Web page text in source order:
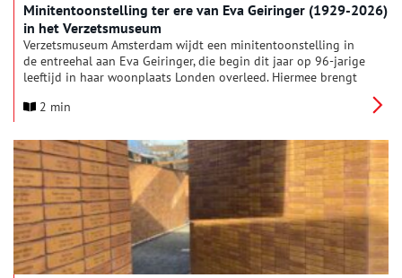
Minitentoonstelling ter ere van Eva Geiringer (1929-2026)
in het Verzetsmuseum
Verzetsmuseum Amsterdam wijdt een minitentoonstelling in
de entreehal aan Eva Geiringer, die begin dit jaar op 96-jarige
leeftijd in haar woonplaats Londen overleed. Hiermee brengt
onvermoeibare inzet om de herinnering aan haar vader en
2 min